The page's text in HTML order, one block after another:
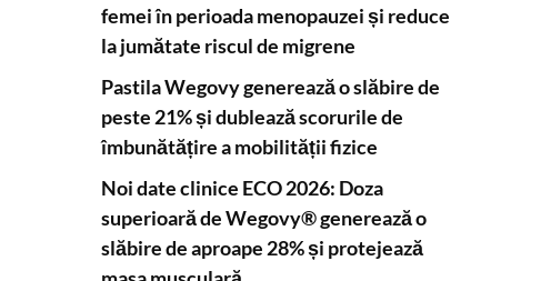
femei în perioada menopauzei și reduce
la jumătate riscul de migrene
Pastila Wegovy generează o slăbire de
peste 21% și dublează scorurile de
îmbunătățire a mobilității fizice
Noi date clinice ECO 2026: Doza
superioară de Wegovy® generează o
slăbire de aproape 28% și protejează